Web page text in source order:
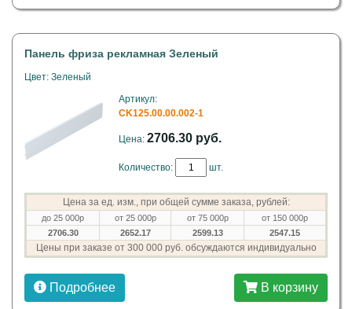
Панель фриза рекламная Зеленый
Цвет: Зеленый
Артикул:
СK125.00.00.002-1
Цена: 2706.30 руб.
Количество: шт.
Цена за ед. изм., при общей сумме заказа, рублей:
до 25 000р от 25 000р от 75 000р
от 150 000р
2706.30
2652.17 2599.13 2547.15
Цены при заказе от 300 000 руб. обсуждаются индивидуально
Подробнее В корзину